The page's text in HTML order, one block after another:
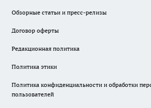
Обзорные статьи и пресс-релизы
Договор оферты
Редакционная политика
Политика этики
Политика конфиденциальности и обработки
пользователей